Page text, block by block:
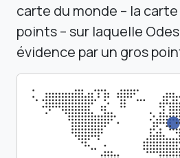
carte du monde – la
points – sur laquelle
évidence par un gros